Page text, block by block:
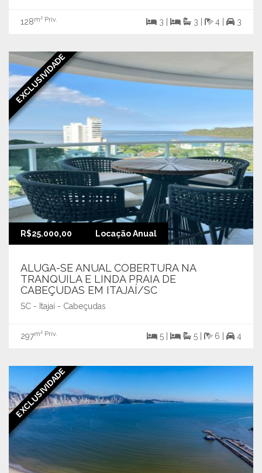
128m² Priv. 3 | 3 | 4 | 3
EXCLUSIVIDADE
R$25.000,00 Locação Anual
ALUGA-SE ANUAL COBERTURA NA
TRANQUILA E LINDA PRAIA DE
CABEÇUDAS EM ITAJAÍ/SC
SC - Itajaí - Cabeçudas
297m² Priv. 5 | 5 | 6 | 4
EXCLUSIVIDADE